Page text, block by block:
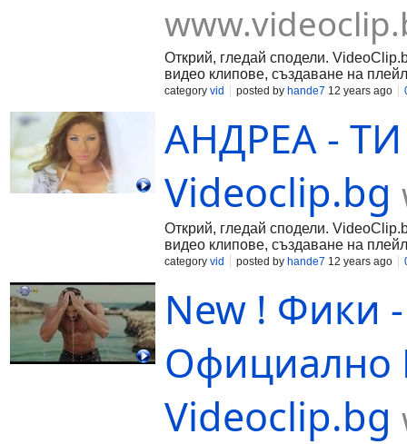
Открий, гледай сподели.
видео клипове, създаване на
category vid posted by hande7 12 years ago
АНДРЕА -
Videoclip.bg
Открий, гледай сподели.
видео клипове, създаване на
category vid posted by hande7 12 years ago
New ! Фики
Официално
Videoclip.bg